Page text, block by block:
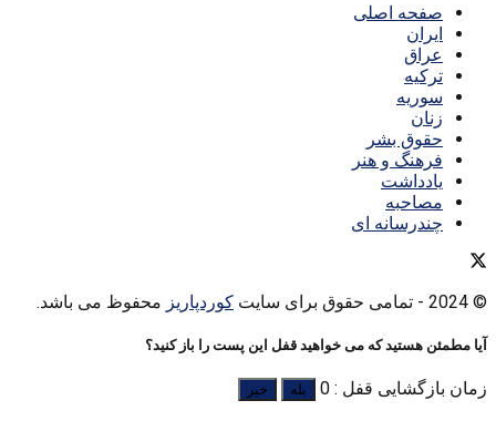
صفحه اصلی
ایران
عراق
ترکیه
سوریه
زنان
حقوق بشر
فرهنگ و هنر
یادداشت
مصاحبه
چندرسانه ای
© 2024 - تمامی حقوق برای سایت کوردپاریز محفوظ می باشد.
آیا مطمئن هستید که می خواهید قفل این پست را باز کنید؟
زمان بازگشایی قفل : 0 بله خیر